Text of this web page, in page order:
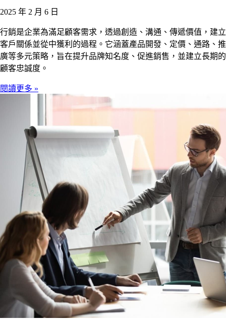
2025 年 2 月 6 日
行銷是企業為滿足顧客需求，透過創造、溝通、傳遞價值，建立
客戶關係並從中獲利的過程。它涵蓋產品開發、定價、通路、推
廣等多元策略，旨在提升品牌知名度、促進銷售，並建立長期的
顧客忠誠度。
閱讀更多 »